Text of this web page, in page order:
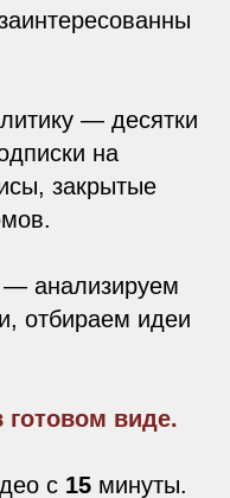
— десятки
на
закрытые
анализируем
отбираем идеи
готовом виде.
с 15 минуты.